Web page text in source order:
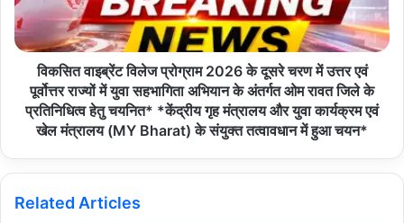
Copy URL
विकसित वाइब्रेंट विलेज प्रोग्राम 2026 के दूसरे चरण में उत्तर एवं
पूर्वोत्तर राज्यों में युवा सहभागिता अभियान के अंतर्गत ओम रावत जिले के
प्रतिनिधित्व हेतु चयनित* *केंद्रीय गृह मंत्रालय और युवा कार्यक्रम एवं
खेल मंत्रालय (MY Bharat) के संयुक्त तत्वावधान में हुआ चयन*
Related Articles